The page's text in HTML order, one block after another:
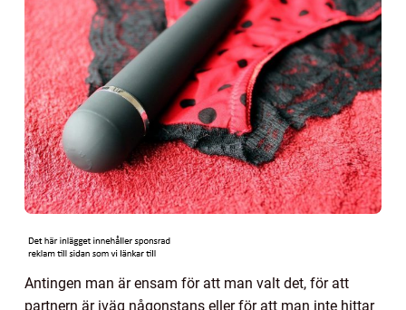
Antingen man är ensam för att man valt det, för att
partnern är iväg någonstans eller för att man inte hittar